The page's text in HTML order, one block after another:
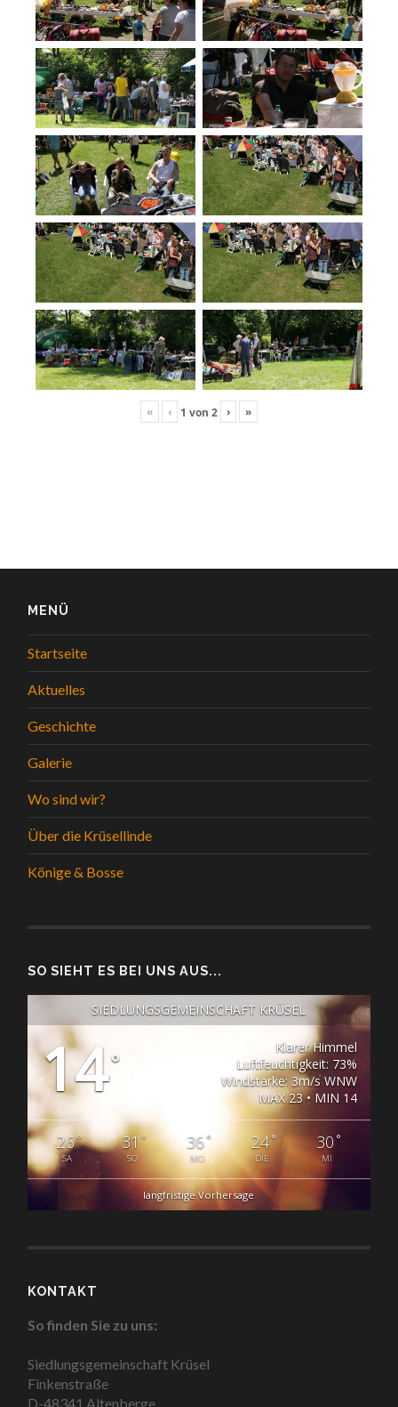
« ‹ 1 von 2 › »
MENÜ
Startseite
Aktuelles
Geschichte
Galerie
Wo sind wir?
Über die Krüsellinde
Könige & Bosse
SO SIEHT ES BEI UNS AUS...
SIEDLUNGSGEMEINSCHAFT KRÜSEL
14°
Klarer Himmel
Luftfeuchtigkeit: 73%
Windstärke: 3m/s WNW
MAX 23 • MIN 14
26°
SA
31°
SO
36°
MO
24°
DIE
30 °
MI
langfristige Vorhersage
KONTAKT
So finden Sie zu uns:
Siedlungsgemeinschaft Krüsel
Finkenstraße
D-48341 Altenberge